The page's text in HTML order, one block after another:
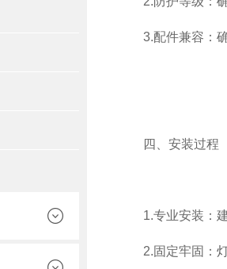
3.配件兼容：确
四、安装过程
1.专业安装：建
2.固定牢固：灯